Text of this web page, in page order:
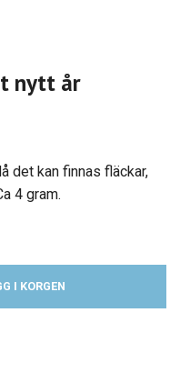
nytt år
det kan finnas fläckar,
4 gram.
I KORGEN